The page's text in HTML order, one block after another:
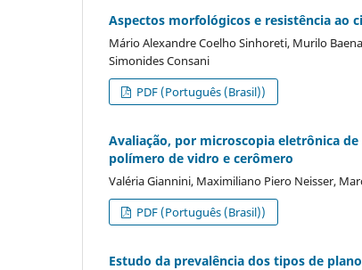
Aspectos morfológicos e resistência ao
Mário Alexandre Coelho Sinhoreti, Murilo
Simonides Consani
PDF (Português (Brasil))
Avaliação, por microscopia eletrônica
polímero de vidro e cerômero
Valéria Giannini, Maximiliano Piero Neisser,
PDF (Português (Brasil))
Estudo da prevalência dos tipos de